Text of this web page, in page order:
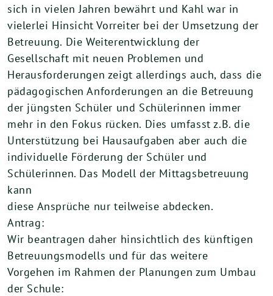
sich in vielen Jahren bewährt und Kahl war in
vielerlei Hinsicht Vorreiter bei der Umsetzung der
Betreuung. Die Weiterentwicklung der
Gesellschaft mit neuen Problemen und
Herausforderungen zeigt allerdings auch, dass die
pädagogischen Anforderungen an die Betreuung
der jüngsten Schüler und Schülerinnen immer
mehr in den Fokus rücken. Dies umfasst z.B. die
Unterstützung bei Hausaufgaben aber auch die
individuelle Förderung der Schüler und
Schülerinnen. Das Modell der Mittagsbetreuung
kann
diese Ansprüche nur teilweise abdecken.
Antrag:
Wir beantragen daher hinsichtlich des künftigen
Betreuungsmodells und für das weitere
Vorgehen im Rahmen der Planungen zum Umbau
der Schule: